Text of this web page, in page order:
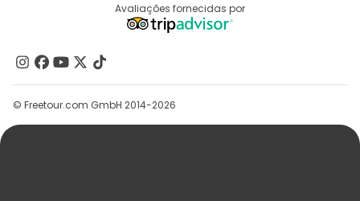
Programa De Afiliados
Contacte-Nos
Grupos
Ajuda
Avaliações fornecidas por
© Freetour.com GmbH 2014-2026